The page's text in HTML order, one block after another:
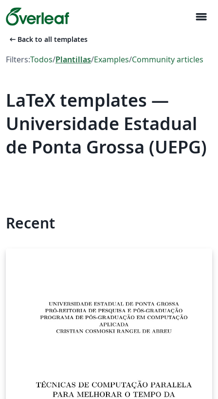
menu
arrow_left_alt Back to all templates
Filters:Todos/Plantillas/Examples/Community articles
LaTeX templates —
Universidade Estadual
de Ponta Grossa (UEPG)
Recent